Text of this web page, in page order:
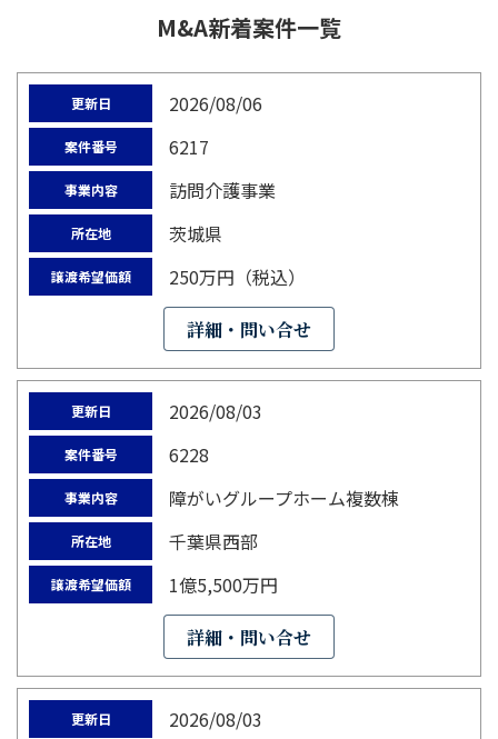
M&A新着案件一覧
更新日 2026/08/06
案件番号 6217
事業内容 訪問介護事業
所在地 茨城県
譲渡希望価額 250万円（税込）
詳細・問い合せ
更新日 2026/08/03
案件番号 6228
事業内容 障がいグループホーム複数棟
所在地 千葉県西部
譲渡希望価額 1億5,500万円
詳細・問い合せ
更新日 2026/08/03